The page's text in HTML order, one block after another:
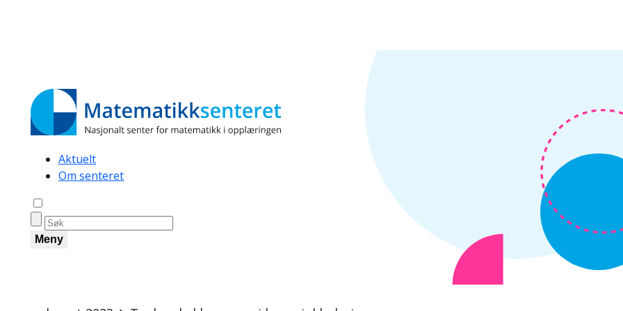
Secondary
navigation
Aktuelt
Om senteret
Meny